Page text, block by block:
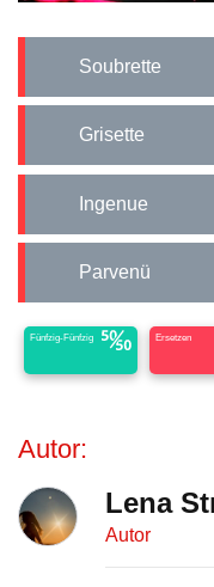
Soubrette
Grisette
Ingenue
Parvenü
Fünfzig-Fünfzig Ersetzen
Autor:
Lena
Autor